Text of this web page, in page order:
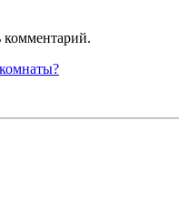
комментарий.